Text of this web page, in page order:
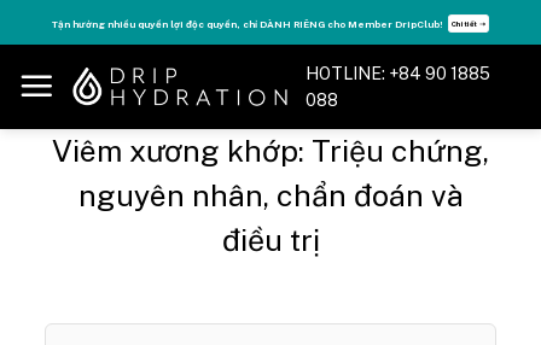
to
content
Tận hưởng nhiều quyền lợi độc quyền, chỉ DÀNH RIÊNG cho Member DripClub! Chi tiết ➝
HOTLINE: +84 90 1885
088
Viêm xương khớp: Triệu chứng,
nguyên nhân, chẩn đoán và
điều trị